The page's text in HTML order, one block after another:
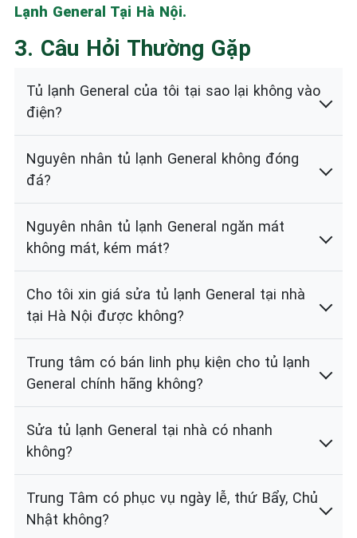
Lạnh General Tại Hà Nội.
3. Câu Hỏi Thường Gặp
Tủ lạnh General của tôi tại sao lại không vào
điện?
Nguyên nhân tủ lạnh General không đóng
đá?
Nguyên nhân tủ lạnh General ngăn mát
không mát, kém mát?
Cho tôi xin giá sửa tủ lạnh General tại nhà
tại Hà Nội được không?
Trung tâm có bán linh phụ kiện cho tủ lạnh
General chính hãng không?
Sửa tủ lạnh General tại nhà có nhanh
không?
Trung Tâm có phục vụ ngày lễ, thứ Bẩy, Chủ
Nhật không?